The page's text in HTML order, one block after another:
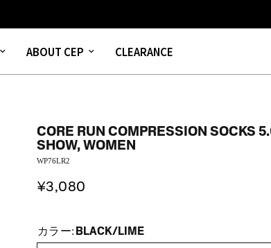
ABOUT CEP CLEARANCE
CORE RUN COMPRESSION SOCKS
SHOW, WOMEN
WP76LR2
¥3,080
カラー: BLACK/LIME